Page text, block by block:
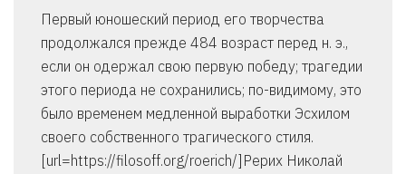
Первый юношеский период его творчества
продолжался прежде 484 возраст перед н. э.,
если он одержал свою первую победу; трагедии
этого периода не сохранились; по-видимому, это
было временем медленной выработки Эсхилом
своего собственного трагического стиля.
[url=https://filosoff.org/roerich/]Рерих Николай